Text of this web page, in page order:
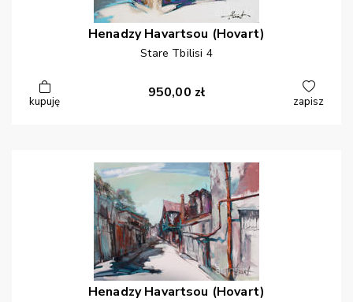
Henadzy Havartsou (Hovart)
Stare Tbilisi 4
kupuję
950,00 zł
zapisz
Henadzy Havartsou (Hovart)